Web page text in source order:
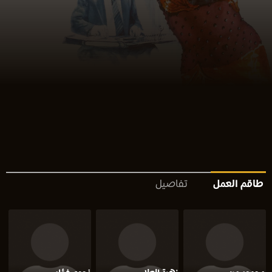
طاقم العمل تفاصيل